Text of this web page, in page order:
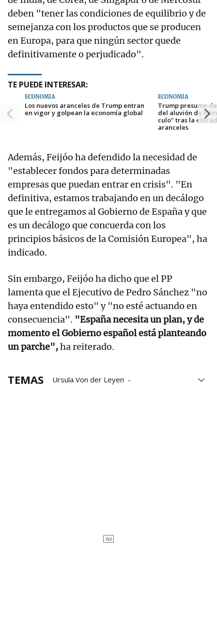
deben "tener las condiciones de equilibrio y de
semejanza con los productos que se producen
en Europa, para que ningún sector quede
definitivamente o perjudicado".
TE PUEDE INTERESAR:
ECONOMÍA
Los nuevos aranceles de Trump entran
en vigor y golpean la economía global
ECONOMÍA
Trump presume
del aluvión de
culo" tras la
aranceles
Además, Feijóo ha defendido la necesidad de
"establecer fondos para determinadas
empresas que puedan entrar en crisis". "En
definitiva, estamos trabajando en un decálogo
que le entregamos al Gobierno de España y que
es un decálogo que concuerda con los
principios básicos de la Comisión Europea", ha
indicado.
Sin embargo, Feijóo ha dicho que el PP
lamenta que el Ejecutivo de Pedro Sánchez "no
haya entendido esto" y "no esté actuando en
consecuencia". "España necesita un plan, y de
momento el Gobierno español está planteando
un parche",ha reiterado.
TEMAS
Ursula Von der Leyen